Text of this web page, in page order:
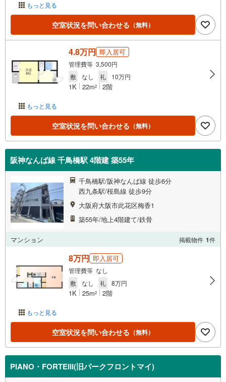
もっと見る
空室状況を問い合わせる （無料）
もっと見る
4.8万円 即入居可
管理費等 3,500円
敷
なし 礼 10万円
1K 22m2 2階
空室状況を問い合わせる （無料）
阪神なんば線 千鳥橋駅 4階建 築55年
千鳥橋駅/阪神なんば線 徒歩6分
西九条駅/桜島線 徒歩9分
大阪府大阪市此花区梅香1
築55年/地上4階建て/鉄骨
マンション 掲載物件 1件
もっと見る
8万円 即入居可
管理費等 なし
敷
なし 礼 8万円
1K 25m2 2階
空室状況を問い合わせる （無料）
PIANO・FORTEIII(旧パークフロントマイ)